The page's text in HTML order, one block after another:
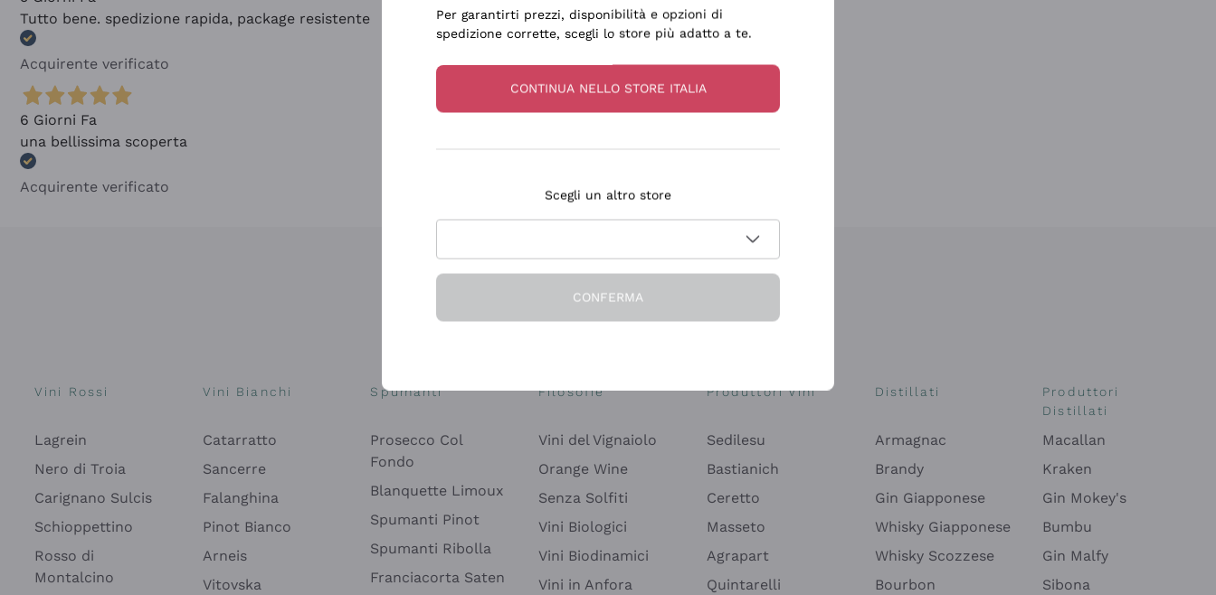
Tutto bene. spedizione rapida, package resistente
Acquirente verificato
6 Giorni Fa
una bellissima scoperta
Acquirente verificato
Esplora il catalogo
Vini Rossi
Lagrein
Nero di Troia
Carignano Sulcis
Schioppettino
Rosso di
Montalcino
Vini Bianchi
Catarratto
Sancerre
Falanghina
Pinot Bianco
Arneis
Vitovska
Spumanti
Prosecco Col
Fondo
Blanquette Limoux
Spumanti Pinot
Spumanti Ribolla
Franciacorta Saten
Filosofie
Vini del Vignaiolo
Orange Wine
Senza Solfiti
Vini Biologici
Vini Biodinamici
Vini in Anfora
Produttori Vini
Sedilesu
Bastianich
Ceretto
Masseto
Agrapart
Quintarelli
Distillati
Armagnac
Brandy
Gin Giapponese
Whisky Giapponese
Whisky Scozzese
Bourbon
Produttori
Distillati
Macallan
Kraken
Gin Mokey's
Bumbu
Gin Malfy
Sibona
Per garantirti prezzi, disponibilità e opzioni di
spedizione corrette, scegli lo store più adatto a te.
CONTINUA NELLO STORE ITALIA
Scegli un altro store
CONFERMA